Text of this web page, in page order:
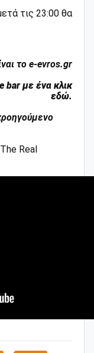
τις 23:00 θα
το e-evros.gr
bar με ένα κλικ
εδώ.
The Real